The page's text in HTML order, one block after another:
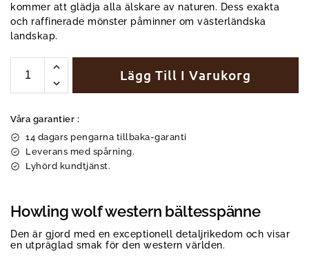
kommer att glädja alla älskare av naturen. Dess exakta
och raffinerade mönster påminner om västerländska
landskap.
Lägg Till I Varukorg
Våra garantier :
14 dagars pengarna tillbaka-garanti
Leverans med spårning.
Lyhörd kundtjänst.
Howling wolf western bältesspänne
Den är gjord med en exceptionell detaljrikedom och visar
en utpräglad smak för den western världen.